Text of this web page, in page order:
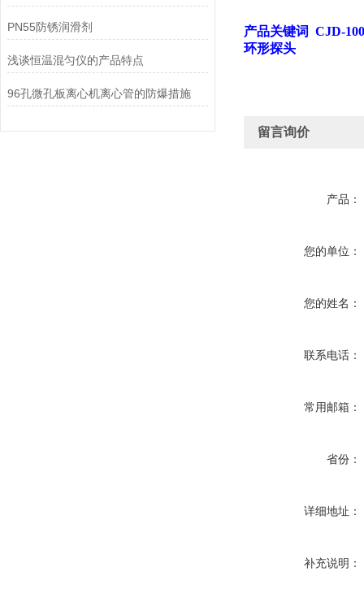
PN55防锈润滑剂
浅谈恒温混匀仪的产品特点
96孔微孔板离心机离心管的防爆措施
产品关键词 CJD-
环形探头
留言询价
产品：
您的单位：
您的姓名：
联系电话：
常用邮箱：
省份：
详细地址：
补充说明：